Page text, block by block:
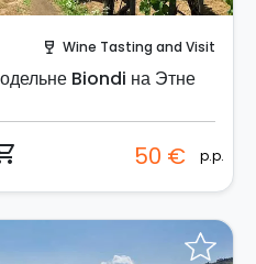
wine_bar Wine Tasting and Visit
Biondi на Этне
50 € p.p.